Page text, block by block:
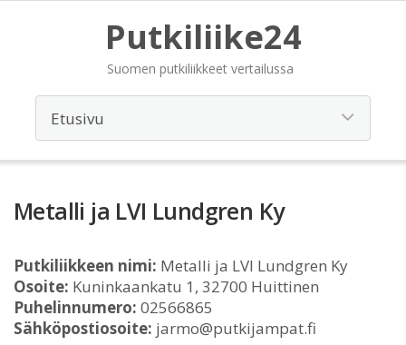
Putkiliike24
Suomen putkiliikkeet vertailussa
Metalli ja LVI Lundgren Ky
Putkiliikkeen nimi: Metalli ja LVI Lundgren Ky
Osoite: Kuninkaankatu 1, 32700 Huittinen
Puhelinnumero: 02566865
Sähköpostiosoite: jarmo@putkijampat.fi